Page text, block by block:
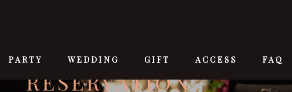
PARTY WEDDING GIFT ACCESS FAQ
RESERVATION